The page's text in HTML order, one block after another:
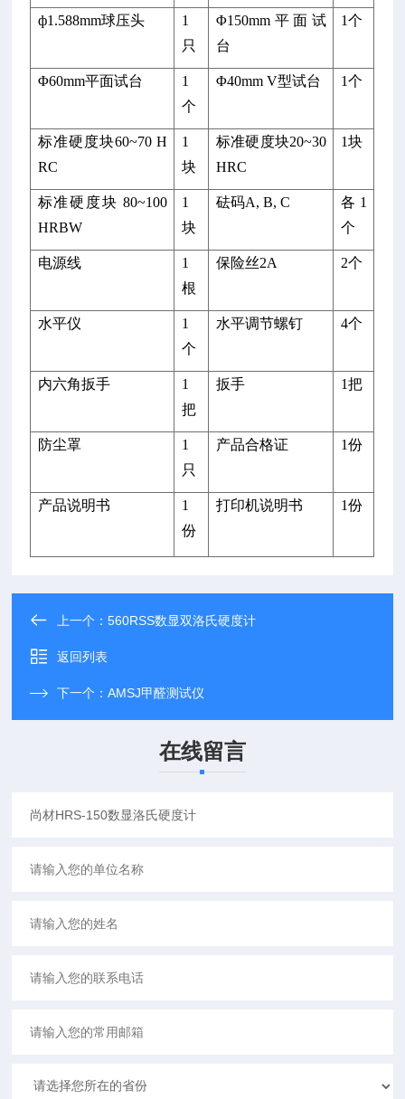
ф1.588mm球压头
1
只
Φ150mm平面试
台
1个
Φ60mm平面试台
1
个
Φ40mm V型试台 1个
标准硬度块60~70 H
RC
1
块
标准硬度块20~30
HRC
1块
标准硬度块 80~100
HRBW
1
块
砝码A, B, C
各1
个
电源线
1
根
保险丝2A 2个
水平仪
1
个
水平调节螺钉 4个
内六角扳手
1
把
扳手 1把
防尘罩
1
只
产品合格证 1份
产品说明书
1
份
打印机说明书 1份
上一个：560RSS数显双洛氏硬度计
返回列表
下一个：AMSJ甲醛测试仪
在线留言